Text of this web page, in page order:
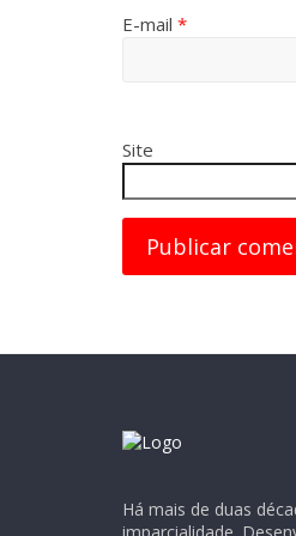
E-mail *
Site
Há mais de duas